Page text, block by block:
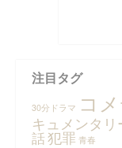
注目タグ
30分ドラマ コ
キュメンタリ
話犯罪 青春